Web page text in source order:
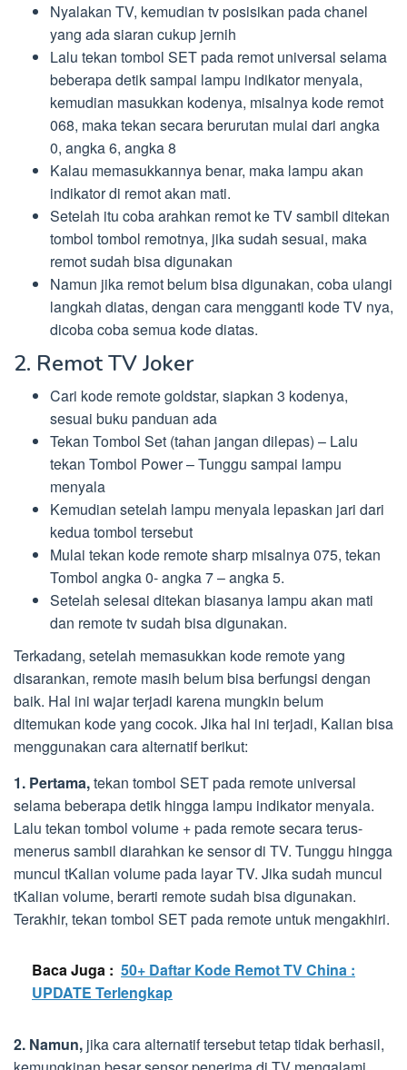
Nyalakan TV, kemudian tv posisikan pada chanel
yang ada siaran cukup jernih
Lalu tekan tombol SET pada remot universal selama
beberapa detik sampai lampu indikator menyala,
kemudian masukkan kodenya, misalnya kode remot
068, maka tekan secara berurutan mulai dari angka
0, angka 6, angka 8
Kalau memasukkannya benar, maka lampu akan
indikator di remot akan mati.
Setelah itu coba arahkan remot ke TV sambil ditekan
tombol tombol remotnya, jika sudah sesuai, maka
remot sudah bisa digunakan
Namun jika remot belum bisa digunakan, coba ulangi
langkah diatas, dengan cara mengganti kode TV nya,
dicoba coba semua kode diatas.
2. Remot TV Joker
Cari kode remote goldstar, siapkan 3 kodenya,
sesuai buku panduan ada
Tekan Tombol Set (tahan jangan dilepas) – Lalu
tekan Tombol Power – Tunggu sampai lampu
menyala
Kemudian setelah lampu menyala lepaskan jari dari
kedua tombol tersebut
Mulai tekan kode remote sharp misalnya 075, tekan
Tombol angka 0- angka 7 – angka 5.
Setelah selesai ditekan biasanya lampu akan mati
dan remote tv sudah bisa digunakan.
Terkadang, setelah memasukkan kode remote yang
disarankan, remote masih belum bisa berfungsi dengan
baik. Hal ini wajar terjadi karena mungkin belum
ditemukan kode yang cocok. Jika hal ini terjadi, Kalian bisa
menggunakan cara alternatif berikut:
1. Pertama,tekan tombol SET pada remote universal
selama beberapa detik hingga lampu indikator menyala.
Lalu tekan tombol volume + pada remote secara terus-
menerus sambil diarahkan ke sensor di TV. Tunggu hingga
muncul tKalian volume pada layar TV. Jika sudah muncul
tKalian volume, berarti remote sudah bisa digunakan.
Terakhir, tekan tombol SET pada remote untuk mengakhiri.
Baca Juga : 50+ Daftar Kode Remot TV China :
UPDATE Terlengkap
2. Namun, jika cara alternatif tersebut tetap tidak berhasil,